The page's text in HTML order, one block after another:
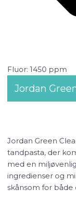
Fluor: 1450 ppm
Jordan
Jordan Green
tandpasta, der
med en
ingredienser og
skånsom for